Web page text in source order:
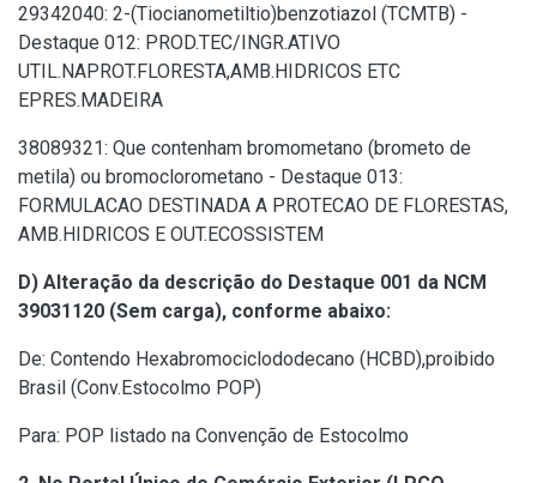
29342040: 2-(Tiocianometiltio)benzotiazol (TCMTB) -
Destaque 012: PROD.TEC/INGR.ATIVO
UTIL.NAPROT.FLORESTA,AMB.HIDRICOS ETC
EPRES.MADEIRA
38089321: Que contenham bromometano (brometo de
metila) ou bromoclorometano - Destaque 013:
FORMULACAO DESTINADA A PROTECAO DE FLORESTAS,
AMB.HIDRICOS E OUT.ECOSSISTEM
D) Alteração da descrição do Destaque 001 da NCM
39031120 (Sem carga), conforme abaixo:
De: Contendo Hexabromociclododecano (HCBD),proibido
Brasil (Conv.Estocolmo POP)
Para: POP listado na Convenção de Estocolmo